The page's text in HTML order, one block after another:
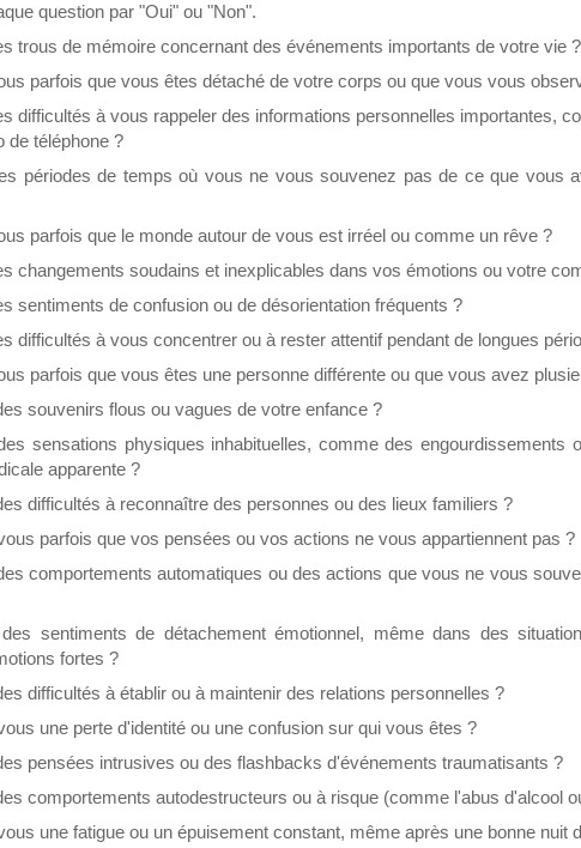
question par "Oui" ou "Non".
trous de mémoire concernant des événements importants de votre vie ?
parfois que vous êtes détaché de votre corps ou que vous vous
difficultés à vous rappeler des informations personnelles importantes,
de téléphone ?
périodes de temps où vous ne vous souvenez pas de ce que vous
parfois que le monde autour de vous est irréel ou comme un rêve ?
changements soudains et inexplicables dans vos émotions ou votre
sentiments de confusion ou de désorientation fréquents ?
difficultés à vous concentrer ou à rester attentif pendant de longues
parfois que vous êtes une personne différente ou que vous avez
souvenirs flous ou vagues de votre enfance ?
sensations physiques inhabituelles, comme des engourdissements
apparente ?
difficultés à reconnaître des personnes ou des lieux familiers ?
parfois que vos pensées ou vos actions ne vous appartiennent pas ?
comportements automatiques ou des actions que vous ne vous
sentiments de détachement émotionnel, même dans des
fortes ?
difficultés à établir ou à maintenir des relations personnelles ?
une perte d'identité ou une confusion sur qui vous êtes ?
pensées intrusives ou des flashbacks d'événements traumatisants ?
comportements autodestructeurs ou à risque (comme l'abus d'alcool
une fatigue ou un épuisement constant, même après une bonne nuit